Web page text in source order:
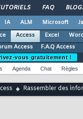
FAQ
IA ALM Microsoft
Access Excel
Access
F.A.Q Access
vous gratuitement !
Agenda Chat Règles
Rassembler des